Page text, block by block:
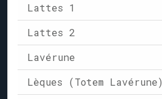
Lattes 1
Lattes 2
Lavérune
Lèques (Totem Lavérune)